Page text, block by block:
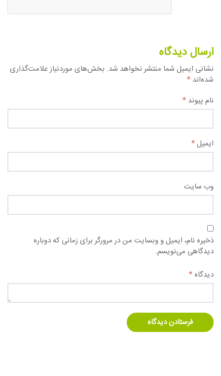
ارسال دیدگاه
نشانی ایمیل شما منتشر نخواهد شد. بخش‌های موردنیاز علامت‌گذاری
شده‌اند *
نام پیوند *
ایمیل*
وب سایت
ذخیره نام، ایمیل و وبسایت من در مرورگر برای زمانی که دوباره
دیدگاهی می‌نویسم.
دیدگاه*